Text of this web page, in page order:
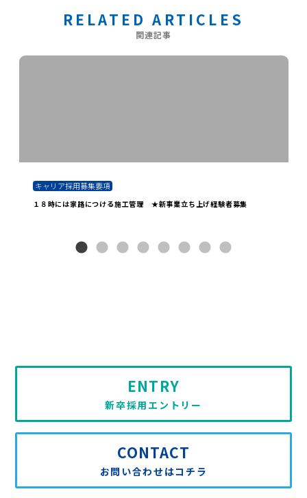
RELATED ARTICLES
関連記事
キャリア採用募集要項
１８時には家路につける施工管理 ★新事業立ち上げ経験者募集
CONTACT
お問い合わせはコチラ
ENTRY
新卒採用エントリー